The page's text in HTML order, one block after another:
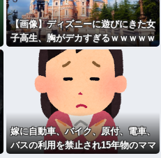
【画像】ディズニーに遊びにきた女
子高生、胸がデカすぎるｗｗｗｗｗ
ｗｗｗｗｗｗｗｗ
嫁に自動車、バイク、原付、電車、
バスの利用を禁止され15年物のママ